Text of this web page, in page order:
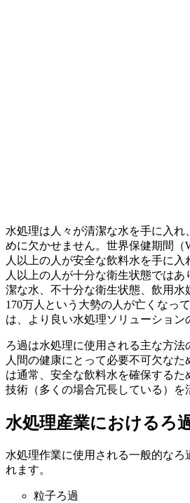
水処理は人々が清潔な水を手に入れ
めに欠かせません。世界保健期間（
人以上の人が安全な飲料水を手に入
人以上の人が十分な衛生状態では
潔な水、不十分な衛生状態、飲用水
170万人という大勢の人が亡くなっ
は、より良い水処理ソリューション
ろ過は水処理に使用される主な方法
人間の健康にとって必要不可欠な
は通常、安全な飲料水を確保する
技術（多くの場合冗長している）を
水処理産業におけるろ
水処理作業に使用される一般的なろ
れます。
粒子ろ過